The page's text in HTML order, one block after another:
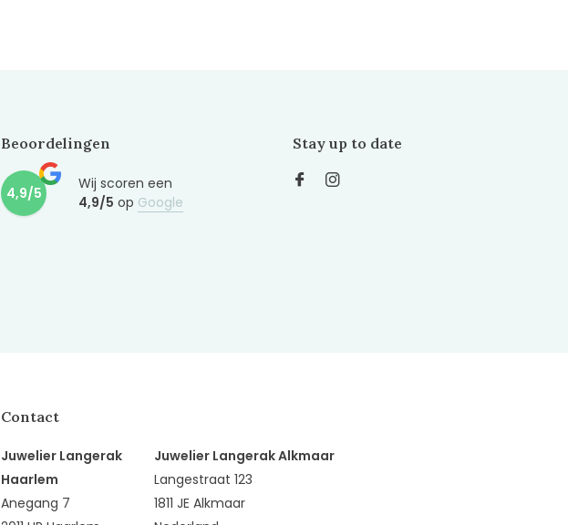
Beoordelingen
4,9/5
Wij scoren een
4,9/5 op Google
Stay up to date
Contact
Juwelier Langerak
Haarlem
Anegang 7
Juwelier Langerak Alkmaar
Langestraat 123
1811 JE Alkmaar